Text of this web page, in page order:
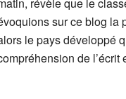
sur ce blog la
le pays développé
de